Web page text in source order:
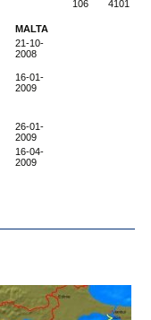
106 4101
MALTA
21-10-
2008
16-01-
2009
26-01-
2009
16-04-
2009